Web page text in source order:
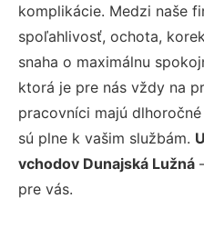
komplikácie. Medzi naše
spoľahlivosť, ochota,
snaha o maximálnu
ktorá je pre nás vždy na
pracovníci majú
sú plne k vašim službám.
vchodov Dunajská Lužná
pre vás.